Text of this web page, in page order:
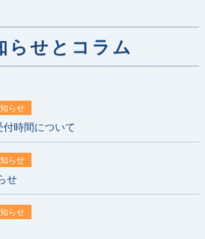
らせとコラム
らせ
時間について
らせ
せ
らせ